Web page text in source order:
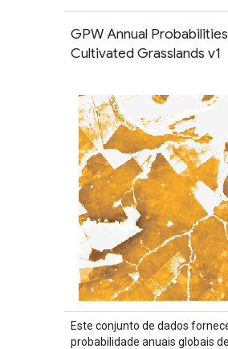
GPW Annual
Cultivated Grasslands v1
Este conjunto de dados
probabilidade anuais globais